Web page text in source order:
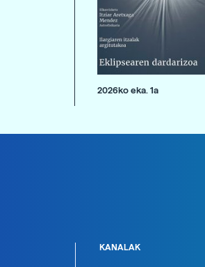
2026ko eka. 1a
KANALAK